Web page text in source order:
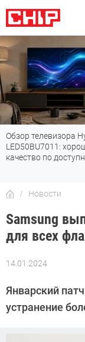
Обзор телевизора
LED50BU7011:
качество по
Новости
Samsung
для всех
14.01.2024
Автор:
Довлатова
Январский
устранение